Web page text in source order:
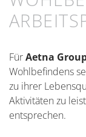
FürAetna
Wohlbefindens
zu ihrer
Aktivitäten zu
entsprechen.